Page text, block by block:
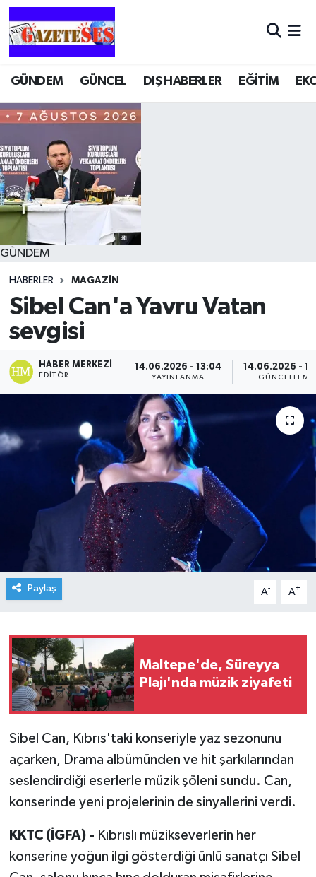
GÜNDEM GÜNCEL DIŞ HABERLER EĞİTİM
GÜNDEM
HABERLER MAGAZİN
Sibel Can'a Yavru Vatan
sevgisi
HABER MERKEZI
EDITÖR
14.06.2026 - 13:04
YAYINLANMA
14.06.2026 -
GÜNCELLEME
Paylaş A- A+
Maltepe'de, Süreyya
Plajı'nda müzik ziyafeti
Sibel Can, Kıbrıs'taki konseriyle yaz sezonunu
açarken, Drama albümünden ve hit şarkılarından
seslendirdiği eserlerle müzik şöleni sundu. Can,
konserinde yeni projelerinin de sinyallerini verdi.
KKTC (İGFA) - Kıbrıslı müzikseverlerin her
konserine yoğun ilgi gösterdiği ünlü sanatçı Sibel